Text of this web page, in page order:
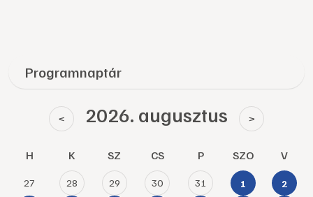
Programnaptár
< 2026. augusztus >
H K SZ CS P SZO V
27 28 29 30 31 1 2